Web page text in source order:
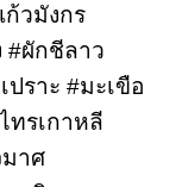
วมังกร
#ผักชีลาว
ราะ #มะเขือ
ทรเกาหลี
มาศ